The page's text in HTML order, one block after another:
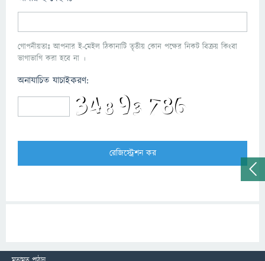
গোপনীয়তাঃ আপনার ই-মেইল ঠিকানাটি তৃতীয় কোন পক্ষের নিকট বিক্রয় কিংবা
ভাগাভাগি করা হবে না ।
অনাযাচিত যাচাইকরণ: